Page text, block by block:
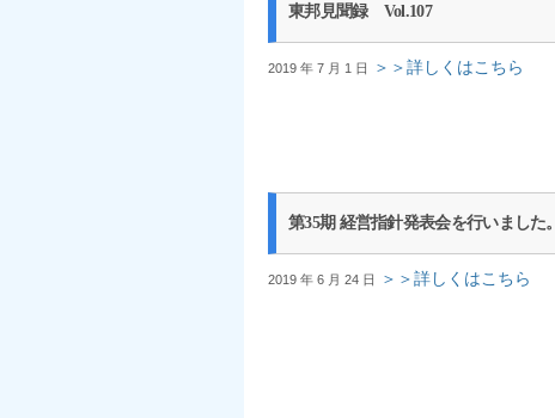
東邦見聞録 Vol.107
2019 年 7 月 1 日 ＞＞詳しくはこちら
第35期 経営指針発表会を行いました。
2019 年 6 月 24 日 ＞＞詳しくはこちら